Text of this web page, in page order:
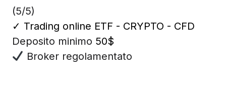
(5/5)
✓ Trading online ETF - CRYPTO - CFD
Deposito minimo 50$
Broker regolamentato